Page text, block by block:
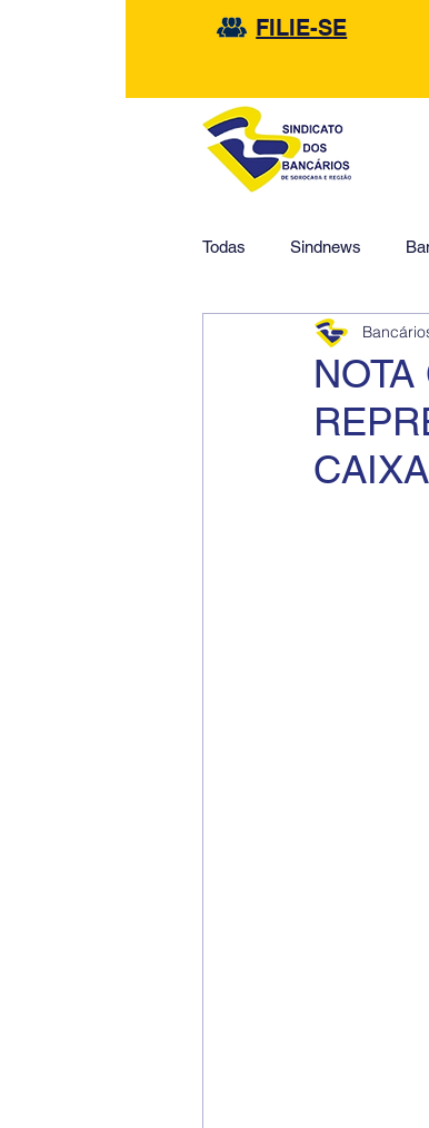
FILIE-SE
Todas Sindnews
HSBC
CAIXA